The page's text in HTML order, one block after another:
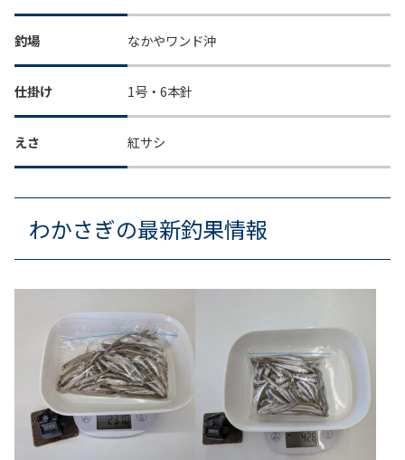
釣場 なかやワンド沖
仕掛け 1号・6本針
えさ 紅サシ
わかさぎの最新釣果情報